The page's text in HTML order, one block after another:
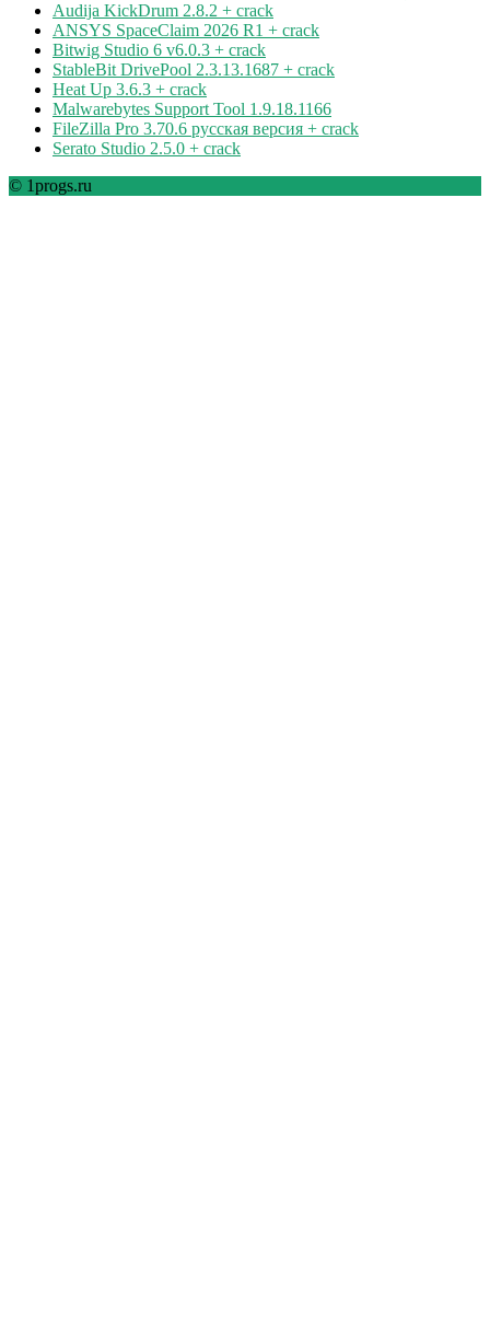
Audija KickDrum 2.8.2 + crack
ANSYS SpaceClaim 2026 R1 + crack
Bitwig Studio 6 v6.0.3 + crack
StableBit DrivePool 2.3.13.1687 + crack
Heat Up 3.6.3 + crack
Malwarebytes Support Tool 1.9.18.1166
FileZilla Pro 3.70.6 русская версия + crack
Serato Studio 2.5.0 + crack
© 1progs.ru